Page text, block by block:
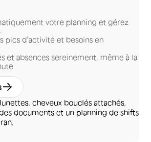
votre planning et gérez
pics d’activité et besoins en
et absences sereinement, même à la